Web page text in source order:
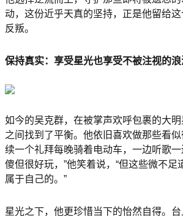
动，这份近乎天真的坚持，正是他留给
反叛。
保持真实：享受星光也享受不被注视的浪
如今的吴克群，在被掌声欢呼包裹的大
之间找到了平衡。他依旧喜欢做那些看似
续一个礼拜每晚骑着电动车，一边听歌一
傻但很好玩，”他笑着说，“但这些微不足
属于自己的。”
星光之下，他更珍惜当下的怡然自得。